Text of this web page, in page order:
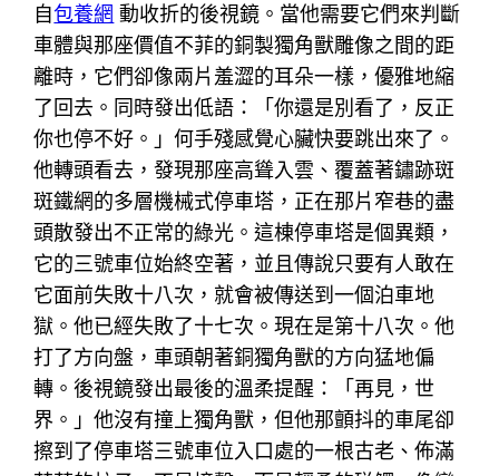
自包養網 動收折的後視鏡。當他需要它們來判斷
車體與那座價值不菲的銅製獨角獸雕像之間的距
離時，它們卻像兩片羞澀的耳朵一樣，優雅地縮
了回去。同時發出低語：「你還是別看了，反正
你也停不好。」何手殘感覺心臟快要跳出來了。
他轉頭看去，發現那座高聳入雲、覆蓋著鏽跡斑
斑鐵網的多層機械式停車塔，正在那片窄巷的盡
頭散發出不正常的綠光。這棟停車塔是個異類，
它的三號車位始終空著，並且傳說只要有人敢在
它面前失敗十八次，就會被傳送到一個泊車地
獄。他已經失敗了十七次。現在是第十八次。他
打了方向盤，車頭朝著銅獨角獸的方向猛地偏
轉。後視鏡發出最後的溫柔提醒：「再見，世
界。」他沒有撞上獨角獸，但他那顫抖的車尾卻
擦到了停車塔三號車位入口處的一根古老、佈滿